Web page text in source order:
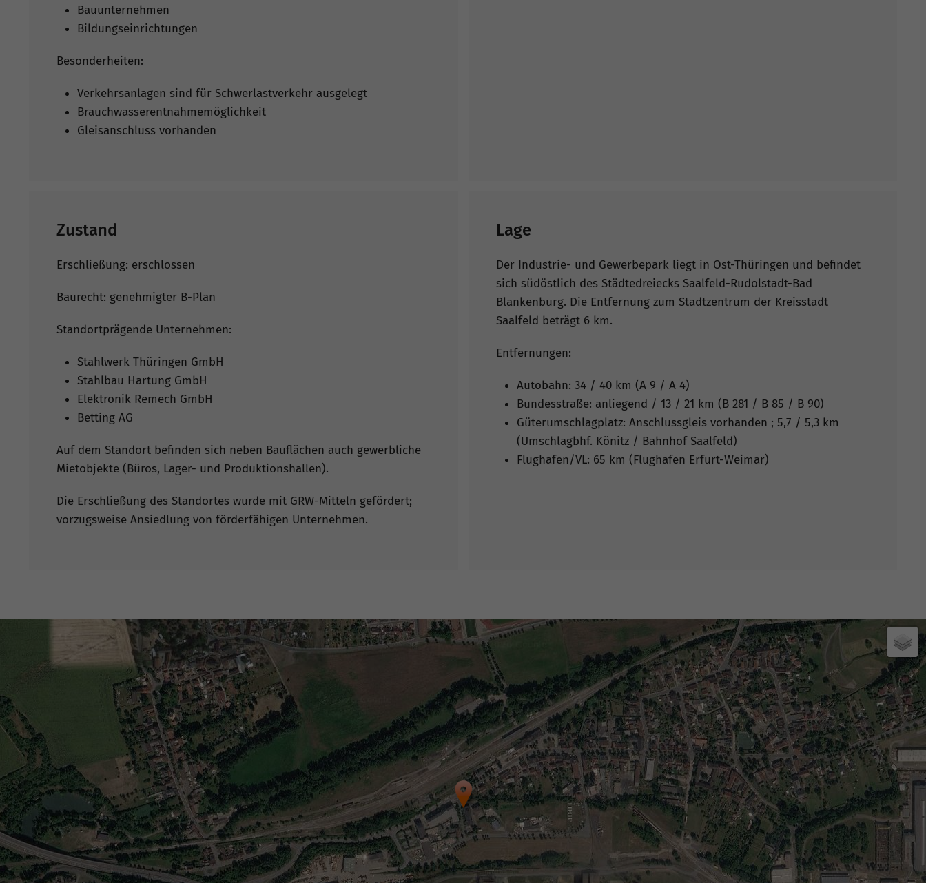
Bauunternehmen
Bildungseinrichtungen
Besonderheiten:
Verkehrsanlagen sind für Schwerlastverkehr ausgelegt
Brauchwasserentnahmemöglichkeit
Gleisanschluss vorhanden
Zustand
Erschließung: erschlossen
Baurecht: genehmigter B-Plan
Standortprägende Unternehmen:
Stahlwerk Thüringen GmbH
Stahlbau Hartung GmbH
Elektronik Remech GmbH
Betting AG
Auf dem Standort befinden sich neben Bauflächen auch gewerbliche
Mietobjekte (Büros, Lager- und Produktionshallen).
Die Erschließung des Standortes wurde mit GRW-Mitteln gefördert;
vorzugsweise Ansiedlung von förderfähigen Unternehmen.
Lage
Der Industrie- und Gewerbepark liegt in Ost-Thüringen und befindet
sich südöstlich des Städtedreiecks Saalfeld-Rudolstadt-Bad
Blankenburg. Die Entfernung zum Stadtzentrum der Kreisstadt
Saalfeld beträgt 6 km.
Entfernungen:
Autobahn: 34 / 40 km (A 9 / A 4)
Bundesstraße: anliegend / 13 / 21 km (B 281 / B 85 / B 90)
Güterumschlagplatz: Anschlussgleis vorhanden ; 5,7 / 5,3 km
(Umschlagbhf. Könitz / Bahnhof Saalfeld)
Flughafen/VL: 65 km (Flughafen Erfurt-Weimar)